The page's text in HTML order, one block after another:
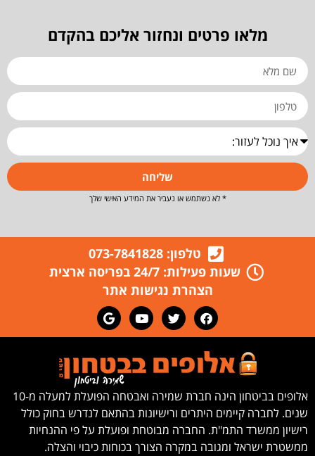
מלאו פרטים ונחזור אליכם בהקדם
שליחה
* לא נשתמש או נעביר את המידע האישי שלך
טלפון: 073-7841828
שעות פעילות: 24/7 בפריסה ארצית
הצהרת נגישות אתר
אלופים בביטחון הינה חברת שמירה ואבטחה הפועלת למעלה מ-10
שנים. לחברה קיימים היתרים ורישיונות בהתאם לנדרש בחוק כולל
רישיון ממשרד התמ"ת. החברה מבוטחת ופועלת על פי ההנחיות
ממשטרת ישראל ומגובה במקרה הצורך בכוחות כיבוי והצלה.